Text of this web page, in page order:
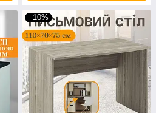
–10%